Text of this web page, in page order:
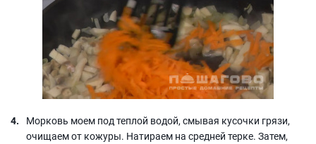
Морковь моем под теплой водой, смывая кусочки грязи,
очищаем от кожуры. Натираем на средней терке. Затем,